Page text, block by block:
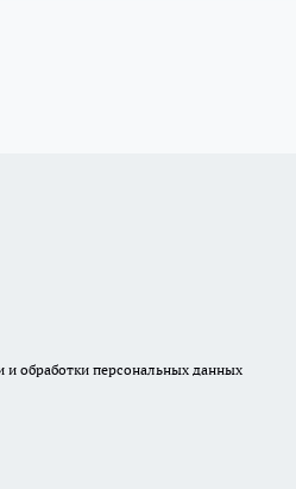
обработки персональных данных